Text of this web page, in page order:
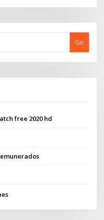
Go
free 2020 hd